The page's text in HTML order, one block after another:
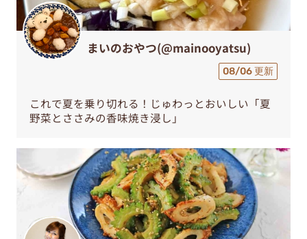
まいのおやつ(@mainooyatsu)
08/06 更新
これで夏を乗り切れる！じゅわっとおいしい「夏
野菜とささみの香味焼き浸し」